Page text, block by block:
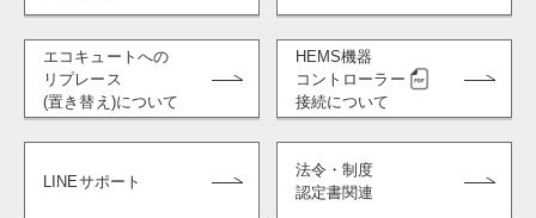
エコキュートへの
リプレース
(置き替え)について
HEMS機器
コントローラー
接続について
LINEサポート
法令・制度
認定書関連